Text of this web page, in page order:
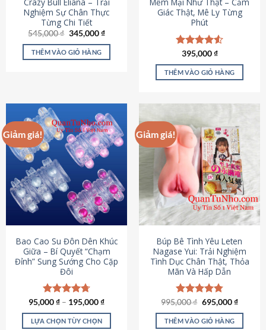
Crazy Bull Eliana – Trải
Nghiệm Sự Chân Thực
Từng Chi Tiết
545,000₫ Giá
là:
545,000 ₫.
345,000₫Giá
tại
THÊM VÀO GIỎ HÀNG
Mềm Mại Như Thật – Cảm
Giác Thật, Mê Ly Từng
Phút
Được xếp
hạng4.53
5 sao
395,000₫
THÊM VÀO GIỎ HÀNG
Giảm giá!
Bao Cao Su Đôn Dên Khúc
Giữa – Bí Quyết “Chạm
Đỉnh” Sung Sướng Cho Cặp
Đôi
Được xếp
hạng4.70
5 sao
95,000₫ – 195,000₫
LỰA CHỌN TÙY CHỌN
Giảm giá!
Búp Bê Tình Yêu Leten
Nagase Yui: Trải Nghiệm
Tình Dục Chân Thật, Thỏa
Mãn Và Hấp Dẫn
Được xếp
hạng4.80
5 sao
995,000₫ Giá
là:
995,000 ₫.
695,000₫Giá
tại
THÊM VÀO GIỎ HÀNG